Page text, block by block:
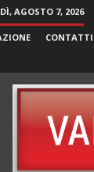
AGOSTO 7, 2026
CONTATTI